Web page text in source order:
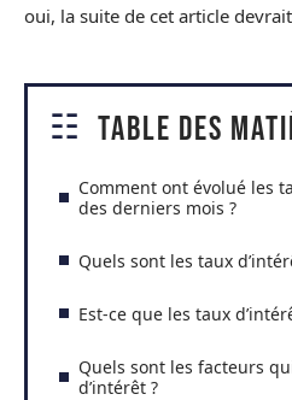
oui, la suite de cet article
Table des
Comment ont évolué les
des derniers mois ?
Quels sont les taux
Est-ce que les taux
Quels sont les facteurs
d’intérêt ?